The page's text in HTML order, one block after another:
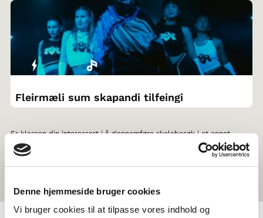
Denne hjemmeside bruger cookies
Vi bruger cookies til at tilpasse vores indhold og
Fleirmæli sum skapandi tilfeingi
Er klassen din interessert i å gjennomføre skolebesøk i et annet
nordisk land? Gjennom Norden i skolen, kan dere
søke venneklasse
og lese mer om